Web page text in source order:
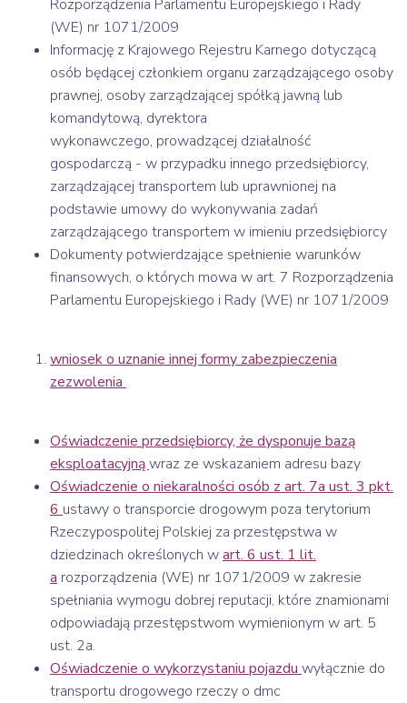
Rozporządzenia Parlamentu Europejskiego i Rady
(WE) nr 1071/2009
Informację z Krajowego Rejestru Karnego dotyczącą
osób będącej członkiem organu zarządzającego osoby
prawnej, osoby zarządzającej spółką jawną lub
komandytową, dyrektora
wykonawczego, prowadzącej działalność
gospodarczą - w przypadku innego przedsiębiorcy,
zarządzającej transportem lub uprawnionej na
podstawie umowy do wykonywania zadań
zarządzającego transportem w imieniu przedsiębiorcy
Dokumenty potwierdzające spełnienie warunków
finansowych, o których mowa w art. 7 Rozporządzenia
Parlamentu Europejskiego i Rady (WE) nr 1071/2009
wniosek o uznanie innej formy zabezpieczenia
zezwolenia
Oświadczenie przedsiębiorcy, że dysponuje bazą
eksploatacyjnąwraz ze wskazaniem adresu bazy
Oświadczenie o niekaralności osób z art. 7a ust. 3 pkt.
6 ustawy o transporcie drogowym poza terytorium
Rzeczypospolitej Polskiej za przestępstwa w
dziedzinach określonych wart. 6 ust. 1 lit.
a rozporządzenia (WE) nr 1071/2009 w zakresie
spełniania wymogu dobrej reputacji, które znamionami
odpowiadają przestępstwom wymienionym w art. 5
ust. 2a.
Oświadczenie o wykorzystaniu pojazdu wyłącznie do
transportu drogowego rzeczy o dmc